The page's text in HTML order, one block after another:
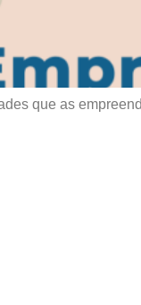
que as